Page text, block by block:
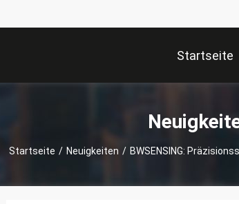
Startseite
Startseite / Neuigkeiten / BWSENSING: